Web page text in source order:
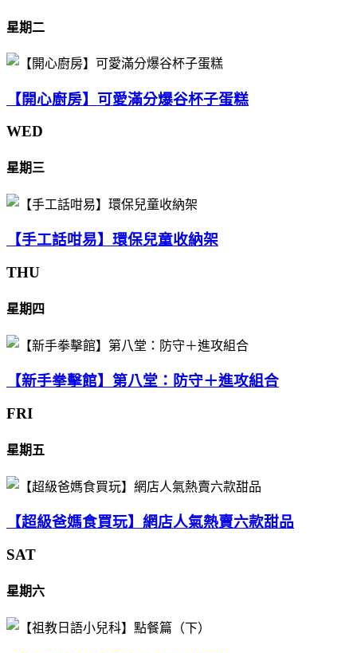
星期二
【開心廚房】可愛滿分爆谷杯子蛋糕
WED
星期三
【手工話咁易】環保兒童收納架
THU
星期四
【新手拳擊館】第八堂：防守＋進攻組合
FRI
星期五
【超級爸媽食買玩】網店人氣熱賣六款甜品
SAT
星期六